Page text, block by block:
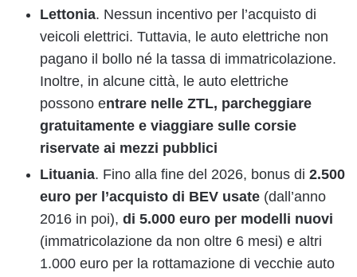
Lettonia. Nessun incentivo per l’acquisto di
veicoli elettrici. Tuttavia, le auto elettriche non
pagano il bollo né la tassa di immatricolazione.
Inoltre, in alcune città, le auto elettriche
possono entrare nelle ZTL, parcheggiare
gratuitamente e viaggiare sulle corsie
riservate ai mezzi pubblici
Lituania. Fino alla fine del 2026, bonus di 2.500
euro per l’acquisto di BEV usate (dall’anno
2016 in poi), di 5.000 euro per modelli nuovi
(immatricolazione da non oltre 6 mesi) e altri
1.000 euro per la rottamazione di vecchie auto